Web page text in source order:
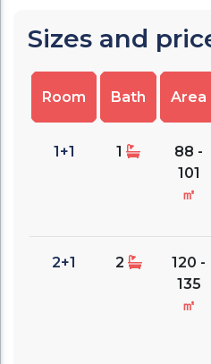
Sizes and
Room Bath Area
1+1 1
88 -
101
㎡
2+1 2
120 -
135
㎡